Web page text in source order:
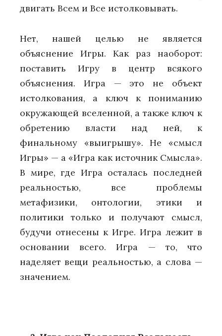
двигать Всем и Все истолковывать.
Нет, нашей целью не является
объяснение Игры. Как раз наоборот:
поставить Игру в центр всякого
объяснения. Игра — это не объект
истолкования, а ключ к пониманию
окружающей вселенной, а также ключ к
обретению власти над ней, к
финальному «выигрышу». Не «смысл
Игры» — а «Игра как источник Смысла».
В мире, где Игра осталась последней
реальностью, все проблемы
метафизики, онтологии, этики и
политики только и получают смысл,
будучи отнесены к Игре. Игра лежит в
основании всего. Игра — то, что
наделяет вещи реальностью, а слова —
значением.